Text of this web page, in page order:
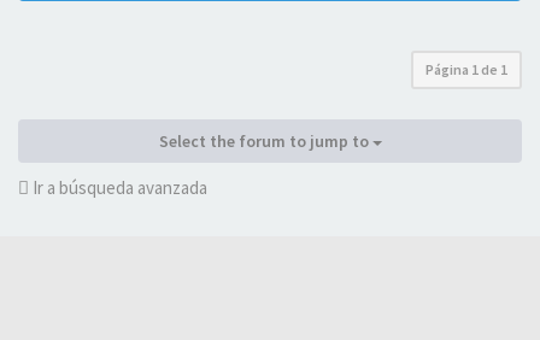
Página 1 de 1
Select the forum to jump to
Ir a búsqueda avanzada